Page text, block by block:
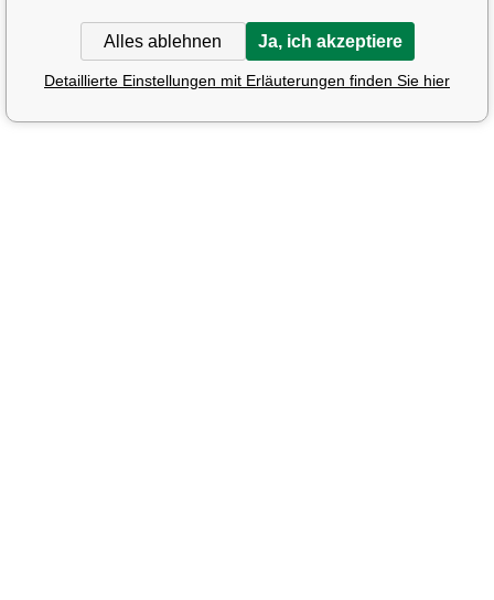
Alles ablehnen Ja, ich akzeptiere
Detaillierte Einstellungen mit Erläuterungen finden Sie hier